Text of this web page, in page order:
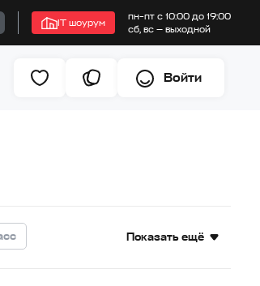
IT шоурум
пн–пт с 10:00 до 19:00
сб, вс — выходной
Войти
Показать ещё